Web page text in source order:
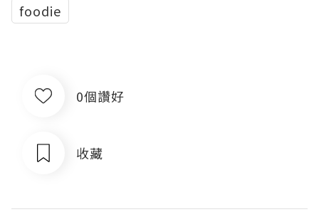
foodie
0個讚好
收藏